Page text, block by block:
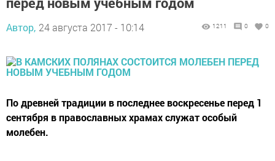
Автор, 24 августа 2017 - 10:14 1211 0 0
По древней традиции в последнее воскресенье перед 1
сентября в православных храмах служат особый
молебен.